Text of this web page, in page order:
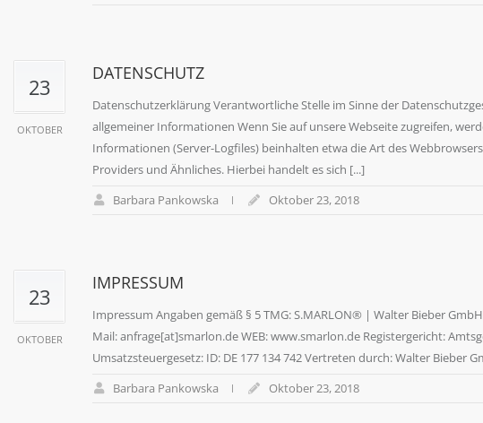
23
OKTOBER
DATENSCHUTZ
Datenschutzerklärung Verantwortliche Stelle im Sinne der
allgemeiner Informationen Wenn Sie auf unsere Webseite zugreifen,
Informationen (Server-Logfiles) beinhalten etwa die Art des
Providers und Ähnliches. Hierbei handelt es sich [...]
Barbara Pankowska Oktober 23, 2018
23
OKTOBER
IMPRESSUM
Impressum Angaben gemäß § 5 TMG: S.MARLON® | Walter Bieber
Mail: anfrage[at]smarlon.de WEB: www.smarlon.de Registergericht:
Umsatzsteuergesetz: ID: DE 177 134 742 Vertreten durch: Walter Bieber
Barbara Pankowska Oktober 23, 2018